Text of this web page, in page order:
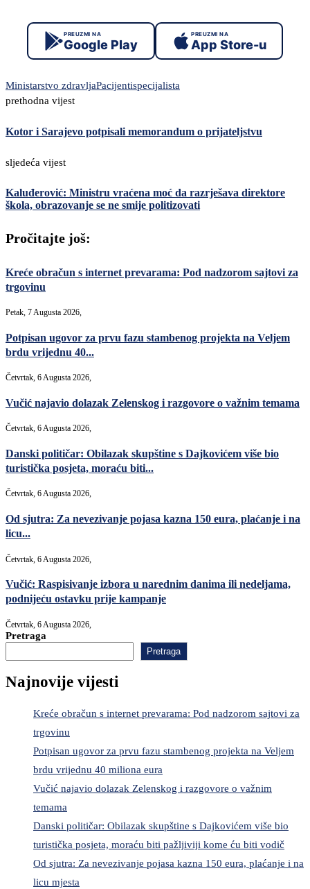
PREUZMI NA
Google Play
PREUZMI NA
App Store-u
Ministarstvo zdravljaPacijentispecijalista
prethodna vijest
Kotor i Sarajevo potpisali memorandum o prijateljstvu
sljedeća vijest
Kaluđerović: Ministru vraćena moć da razrješava direktore
škola, obrazovanje se ne smije politizovati
Pročitajte još:
Kreće obračun s internet prevarama: Pod nadzorom sajtovi za
trgovinu
Petak, 7 Augusta 2026,
Potpisan ugovor za prvu fazu stambenog projekta na Veljem
brdu vrijednu 40...
Četvrtak, 6 Augusta 2026,
Vučić najavio dolazak Zelenskog i razgovore o važnim temama
Četvrtak, 6 Augusta 2026,
Danski političar: Obilazak skupštine s Dajkovićem više bio
turistička posjeta, moraću biti...
Četvrtak, 6 Augusta 2026,
Od sjutra: Za nevezivanje pojasa kazna 150 eura, plaćanje i na
licu...
Četvrtak, 6 Augusta 2026,
Vučić: Raspisivanje izbora u narednim danima ili nedeljama,
podnijeću ostavku prije kampanje
Četvrtak, 6 Augusta 2026,
Pretraga
Pretraga
Najnovije vijesti
Kreće obračun s internet prevarama: Pod nadzorom sajtovi za
trgovinu
Potpisan ugovor za prvu fazu stambenog projekta na Veljem
brdu vrijednu 40 miliona eura
Vučić najavio dolazak Zelenskog i razgovore o važnim
temama
Danski političar: Obilazak skupštine s Dajkovićem više bio
turistička posjeta, moraću biti pažljiviji kome ću biti vodič
Od sjutra: Za nevezivanje pojasa kazna 150 eura, plaćanje i na
licu mjesta